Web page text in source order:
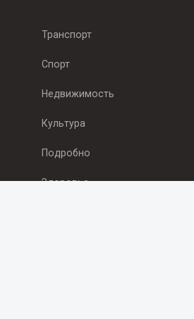
Транспорт
Спорт
Недвижимость
Культура
Подробно
Здоровье